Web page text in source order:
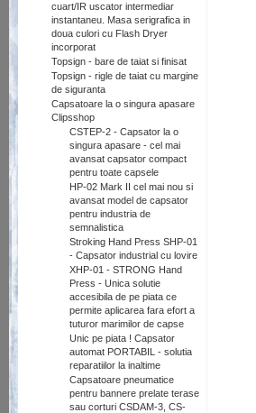
cuart/IR uscator intermediar
instantaneu. Masa serigrafica in
doua culori cu Flash Dryer
incorporat
Topsign - bare de taiat si finisat
Topsign - rigle de taiat cu margine
de siguranta
Capsatoare la o singura apasare
Clipsshop
CSTEP-2 - Capsator la o
singura apasare - cel mai
avansat capsator compact
pentru toate capsele
HP-02 Mark II cel mai nou si
avansat model de capsator
pentru industria de
semnalistica
Stroking Hand Press SHP-01
- Capsator industrial cu lovire
XHP-01 - STRONG Hand
Press - Unica solutie
accesibila de pe piata ce
permite aplicarea fara efort a
tuturor marimilor de capse
Unic pe piata ! Capsator
automat PORTABIL - solutia
reparatiilor la inaltime
Capsatoare pneumatice
pentru bannere prelate terase
sau corturi CSDAM-3, CS-